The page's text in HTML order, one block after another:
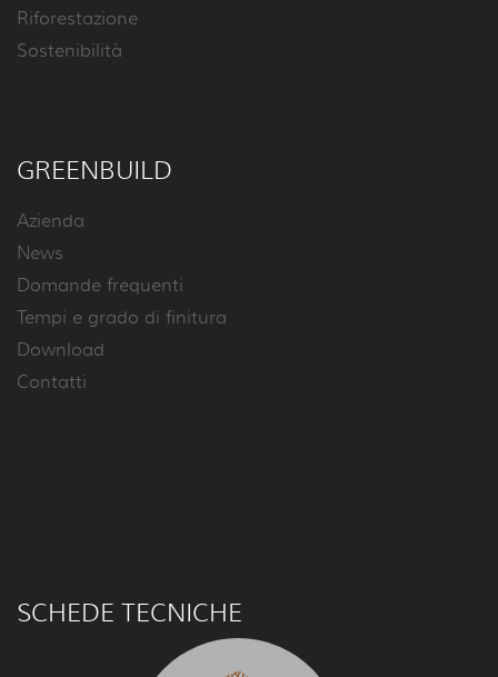
Riforestazione
Sostenibilità
GREENBUILD
Azienda
News
Domande frequenti
Tempi e grado di finitura
Download
Contatti
SCHEDE TECNICHE